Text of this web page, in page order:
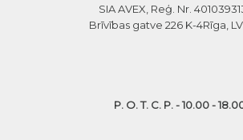
SIA AVEX, Reģ. Nr.
Brīvības gatve 226 K-4Rīga,
P. O. T. C. P. - 10.00 -